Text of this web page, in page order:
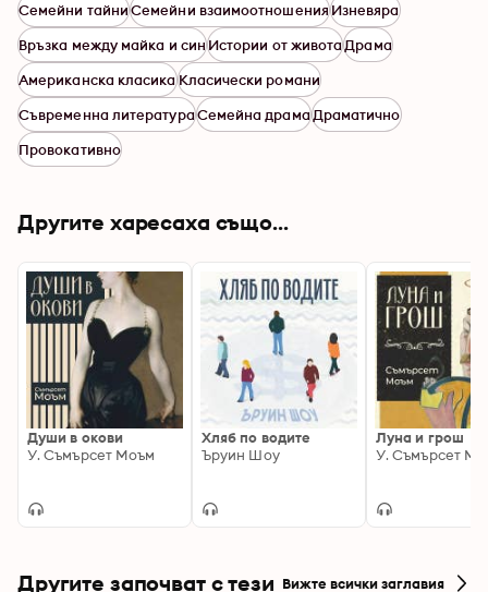
Семейни тайниСемейни взаимоотношенияИзневяра
Връзка между майка и синИстории от животаДрама
Американска класикаКласически романи
Съвременна литератураСемейна драмаДраматично
Провокативно
Другите харесаха също...
Души в окови
У. Съмърсет Моъм
Хляб по водите
Ъруин Шоу
Луна и грош
У. Съмърсет
Другите започват с тези Вижте всички заглавия